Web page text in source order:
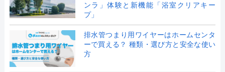
ンラ」体験と新機能「浴室クリアキー
プ」
排水管つまり用ワイヤーはホームセンタ
ーで買える？ 種類・選び方と安全な使い
方